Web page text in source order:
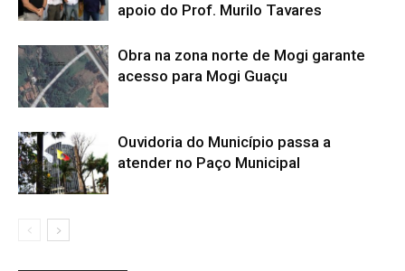
apoio do Prof. Murilo Tavares
Obra na zona norte de Mogi garante
acesso para Mogi Guaçu
Ouvidoria do Município passa a
atender no Paço Municipal